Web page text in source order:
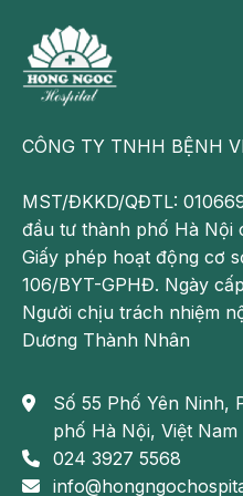
Giai đoạn từ 5 - 9 tháng
phòng bại liệt
Trong giai đoạn từ 5 - 9
trẻ đi tiêm phòng những
5 (Có thể không cần
sử dụng vắc - xin 6
Tiêm vắc - xin
CÔNG TY TNHH BỆNH
MST/ĐKKD/QĐTL:
đầu tư thành phố Hà Nội
Giấy phép hoạt động cơ
106/BYT-GPHĐ. Ngày
Người chịu trách nhiệm
Dương Thành Nhân
Số 55 Phố Yên Ninh,
phố Hà Nội, Việt Nam
024 3927 5568